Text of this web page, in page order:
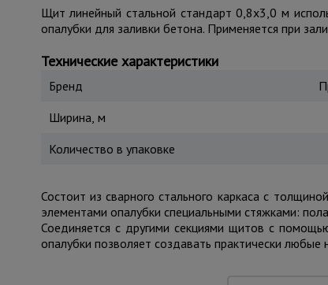
Щит линейный стальной стандарт 0,8x3,0 м
опалубки для заливки бетона. Применяется при
Технические характеристики
Бренд
Ширина, м
Количество в упаковке
Состоит из сварного стального каркаса с
элементами опалубки специальными стяжками:
Соединяется с другими секциями щитов с
опалубки позволяет создавать практически